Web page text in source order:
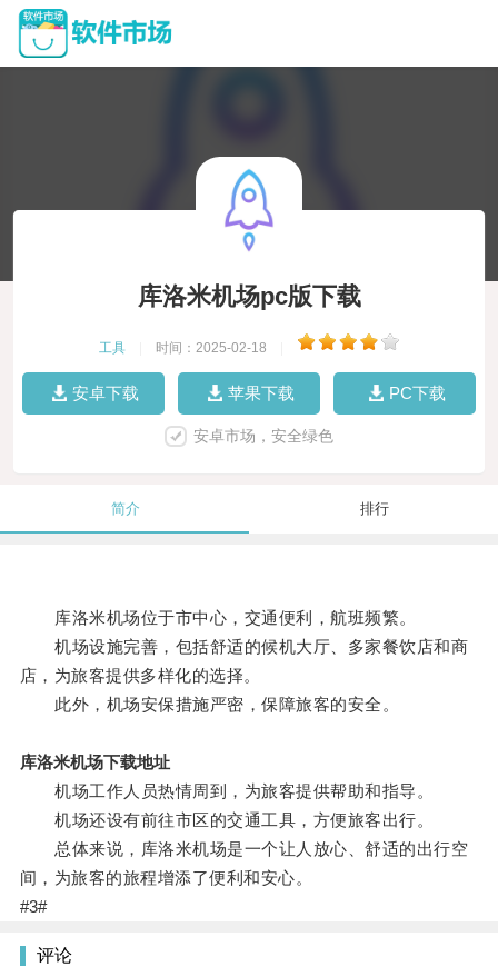
库洛米机场pc版下载
工具 时间：2025-02-18
安卓下载 苹果下载 PC下载
安卓市场，安全绿色
简介 排行
库洛米机场位于市中心，交通便利，航班频繁。
机场设施完善，包括舒适的候机大厅、多家餐饮店和商
店，为旅客提供多样化的选择。
此外，机场安保措施严密，保障旅客的安全。
库洛米机场下载地址
机场工作人员热情周到，为旅客提供帮助和指导。
机场还设有前往市区的交通工具，方便旅客出行。
总体来说，库洛米机场是一个让人放心、舒适的出行空
间，为旅客的旅程增添了便利和安心。
#3#
评论